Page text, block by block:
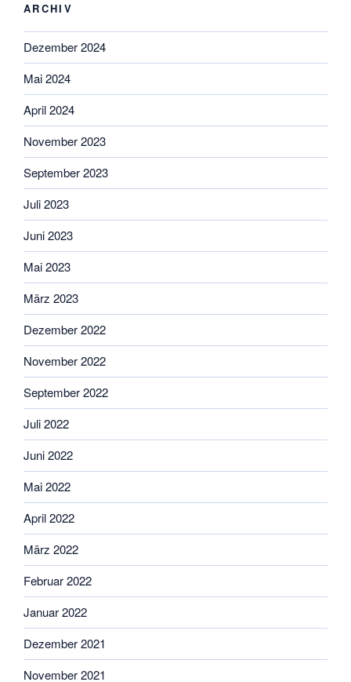
ARCHIV
Dezember 2024
Mai 2024
April 2024
November 2023
September 2023
Juli 2023
Juni 2023
Mai 2023
März 2023
Dezember 2022
November 2022
September 2022
Juli 2022
Juni 2022
Mai 2022
April 2022
März 2022
Februar 2022
Januar 2022
Dezember 2021
November 2021